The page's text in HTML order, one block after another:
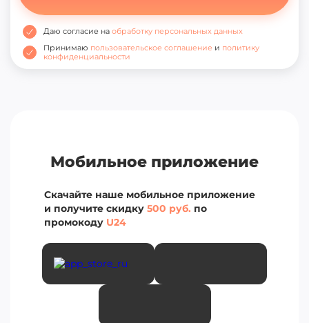
Даю согласие на обработку персональных данных
Принимаю пользовательское соглашение и политику
конфиденциальности
Мобильное приложение
Скачайте наше мобильное приложение
и получите скидку 500 руб. по
промокоду U24